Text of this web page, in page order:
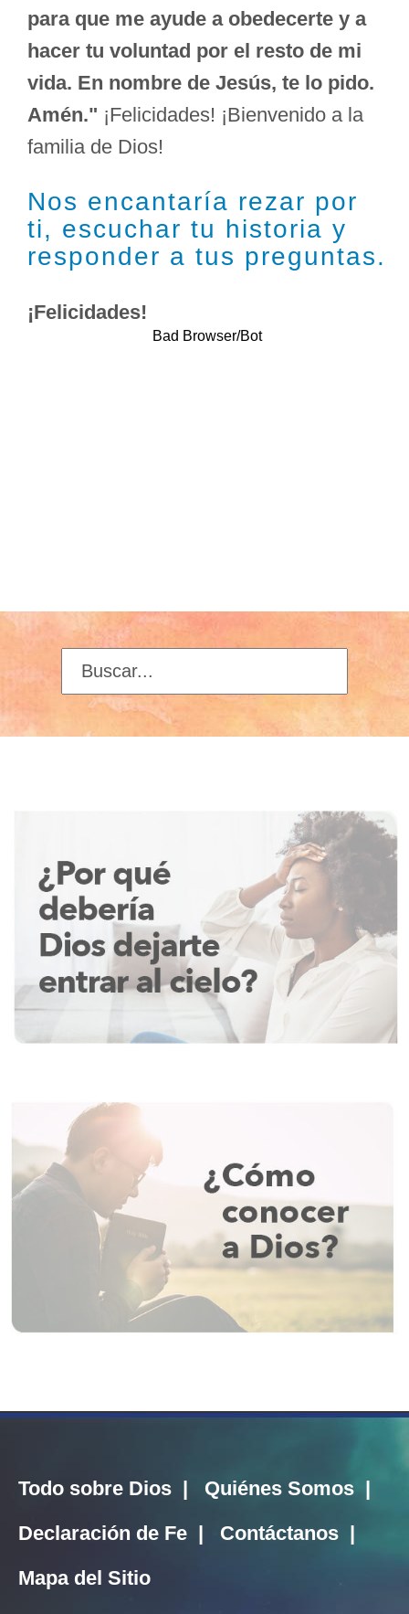
para que me ayude a obedecerte y a
hacer tu voluntad por el resto de mi
vida. En nombre de Jesús, te lo pido.
Amén." ¡Felicidades! ¡Bienvenido a la
familia de Dios!
Nos encantaría rezar por
ti, escuchar tu historia y
responder a tus preguntas.
¡Felicidades!
Todo sobre Dios | Quiénes Somos |
Declaración de Fe | Contáctanos |
Mapa del Sitio